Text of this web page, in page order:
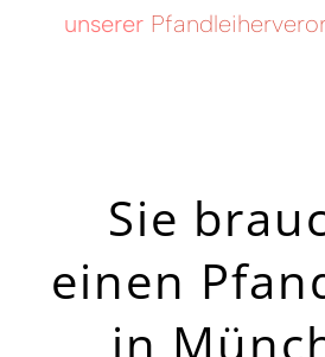
unserer
Sie
einen
in